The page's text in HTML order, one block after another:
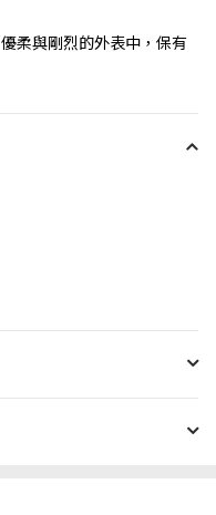
柔與剛烈的外表中，保有